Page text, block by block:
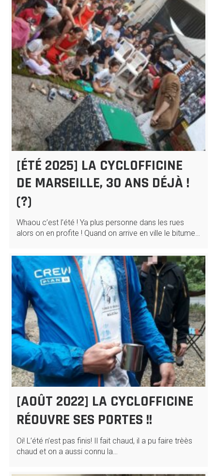
[ÉTÉ 2025] LA CYCLOFFICINE
DE MARSEILLE, 30 ANS DÉJÀ !
(?)
Whaou c’est l’été ! Ya plus personne dans les rues
alors on en profite ! Quand on arrive en ville le bitume…
[AOÛT 2022] LA CYCLOFFICINE
RÉOUVRE SES PORTES !!
Oi! L’été n’est pas finis! Il fait chaud, il a pu faire trèès
chaud et on a aussi connu la…